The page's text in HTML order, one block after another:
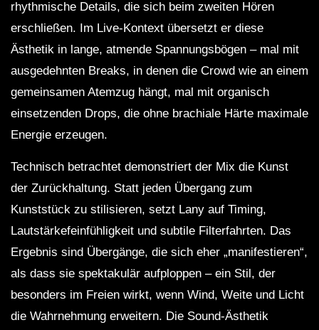
rhythmische Details, die sich beim zweiten Hören
erschließen. Im Live-Kontext übersetzt er diese
Ästhetik in lange, atmende Spannungsbögen – mal mit
ausgedehnten Breaks, in denen die Crowd wie an einem
gemeinsamen Atemzug hängt, mal mit organisch
einsetzenden Drops, die ohne brachiale Härte maximale
Energie erzeugen.
Technisch betrachtet demonstriert der Mix die Kunst
der Zurückhaltung. Statt jeden Übergang zum
Kunststück zu stilisieren, setzt Lany auf Timing,
Lautstärkefeinfühligkeit und subtile Filterfahrten. Das
Ergebnis sind Übergänge, die sich eher „manifestieren“,
als dass sie spektakulär aufploppen – ein Stil, der
besonders im Freien wirkt, wenn Wind, Weite und Licht
die Wahrnehmung erweitern. Die Sound-Ästhetik